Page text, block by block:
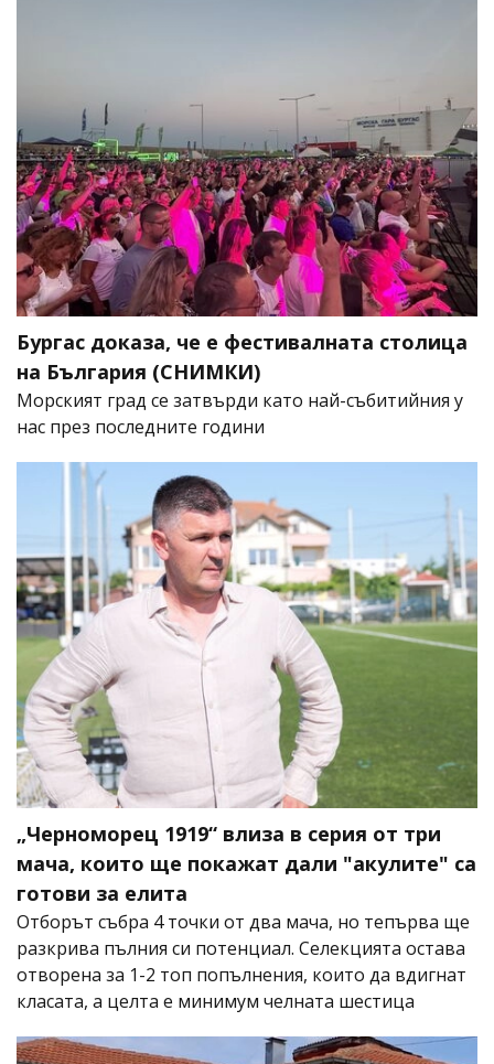
Бургас доказа, че е фестивалната столица
на България (СНИМКИ)
Морският град се затвърди като най-събитийния у
нас през последните години
„Черноморец 1919“ влиза в серия от три
мача, които ще покажат дали "акулите" са
готови за елита
Отборът събра 4 точки от два мача, но тепърва ще
разкрива пълния си потенциал. Селекцията остава
отворена за 1-2 топ попълнения, които да вдигнат
класата, а целта е минимум челната шестица